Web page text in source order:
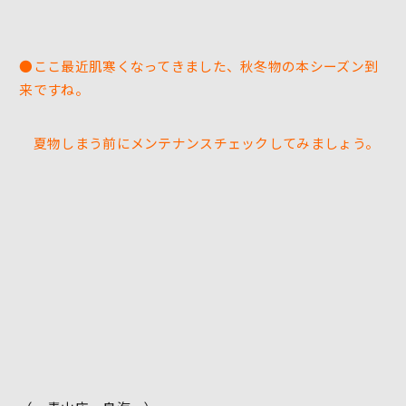
●ここ最近肌寒くなってきました、秋冬物の本シーズン到
来ですね。
夏物しまう前にメンテナンスチェックしてみましょう。